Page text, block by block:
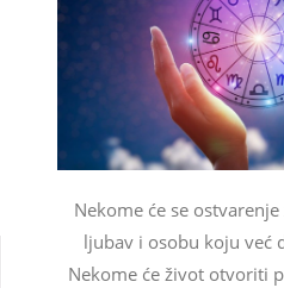
Nekome će se
ljubav i osobu koju već
Nekome će život otvoriti